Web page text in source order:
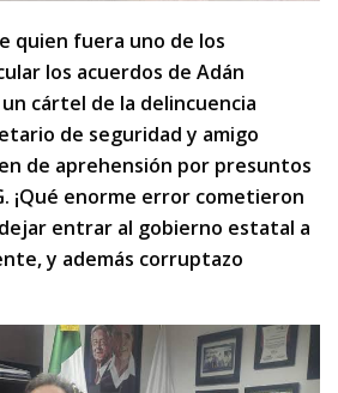
quien fuera uno de los
los acuerdos de Adán
cártel de la delincuencia
de seguridad y amigo
de aprehensión por presuntos
¡Qué enorme error cometieron
entrar al gobierno estatal a
y además corruptazo